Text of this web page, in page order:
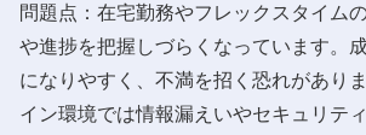
問題点：在宅勤務やフレックスタイム
や進捗を把握しづらくなっています。
になりやすく、不満を招く恐れがあり
イン環境では情報漏えいやセキュリテ